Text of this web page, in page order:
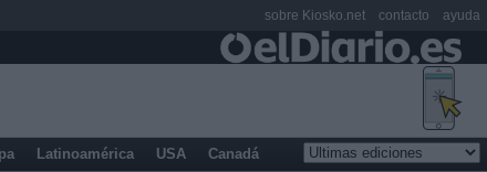
Latinoamérica USA Canadá
sobre Kiosko.net contacto ayuda